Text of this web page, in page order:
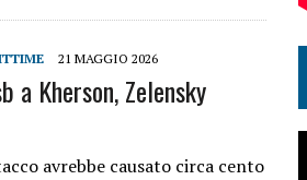
21 MAGGIO 2026
a Kherson, Zelensky
avrebbe causato circa cento